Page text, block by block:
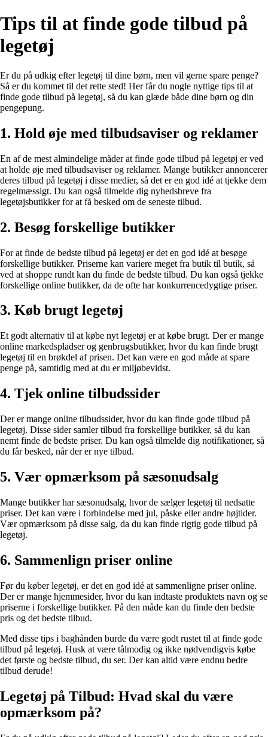
Tips til at finde gode tilbud på
legetøj
Er du på udkig efter legetøj til dine børn, men vil gerne spare penge?
Så er du kommet til det rette sted! Her får du nogle nyttige tips til at
finde gode tilbud på legetøj, så du kan glæde både dine børn og din
pengepung.
1. Hold øje med tilbudsaviser og reklamer
En af de mest almindelige måder at finde gode tilbud på legetøj er ved
at holde øje med tilbudsaviser og reklamer. Mange butikker annoncerer
deres tilbud på legetøj i disse medier, så det er en god idé at tjekke dem
regelmæssigt. Du kan også tilmelde dig nyhedsbreve fra
legetøjsbutikker for at få besked om de seneste tilbud.
2. Besøg forskellige butikker
For at finde de bedste tilbud på legetøj er det en god idé at besøge
forskellige butikker. Priserne kan variere meget fra butik til butik, så
ved at shoppe rundt kan du finde de bedste tilbud. Du kan også tjekke
forskellige online butikker, da de ofte har konkurrencedygtige priser.
3. Køb brugt legetøj
Et godt alternativ til at købe nyt legetøj er at købe brugt. Der er mange
online markedspladser og genbrugsbutikker, hvor du kan finde brugt
legetøj til en brøkdel af prisen. Det kan være en god måde at spare
penge på, samtidig med at du er miljøbevidst.
4. Tjek online tilbudssider
Der er mange online tilbudssider, hvor du kan finde gode tilbud på
legetøj. Disse sider samler tilbud fra forskellige butikker, så du kan
nemt finde de bedste priser. Du kan også tilmelde dig notifikationer, så
du får besked, når der er nye tilbud.
5. Vær opmærksom på sæsonudsalg
Mange butikker har sæsonudsalg, hvor de sælger legetøj til nedsatte
priser. Det kan være i forbindelse med jul, påske eller andre højtider.
Vær opmærksom på disse salg, da du kan finde rigtig gode tilbud på
legetøj.
6. Sammenlign priser online
Før du køber legetøj, er det en god idé at sammenligne priser online.
Der er mange hjemmesider, hvor du kan indtaste produktets navn og se
priserne i forskellige butikker. På den måde kan du finde den bedste
pris og det bedste tilbud.
Med disse tips i baghånden burde du være godt rustet til at finde gode
tilbud på legetøj. Husk at være tålmodig og ikke nødvendigvis købe
det første og bedste tilbud, du ser. Der kan altid være endnu bedre
tilbud derude!
Legetøj på Tilbud: Hvad skal du være
opmærksom på?